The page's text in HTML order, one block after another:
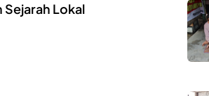
Sejarah Lokal